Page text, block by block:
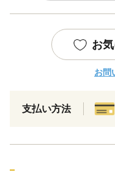
お
お問
支払い方法